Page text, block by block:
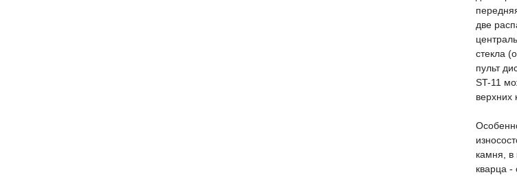
две
стекла
пульт
ST-11
верхних
камня, в
кварца